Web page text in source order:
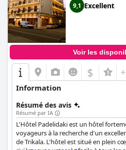
9,1 Excellent
Voir les
$
Information
Résumé des avis
Résumé par IA
L'Hôtel Padelidaki est un hôtel
voyageurs à la recherche d'un
de Trikala. L'hôtel est situé en plein